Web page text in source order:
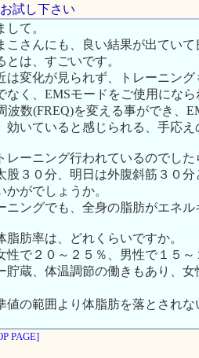
試し下さい
て。
こさんにも、良い結果が出てい
は、すごいです。
は変化が見られず、トレーニン
なく、EMSモードをご使用にな
波数(FREQ)を変える事ができ、
効いていると感じられる、手応
レーニング行われているのでし
股３０分、明日は外腹斜筋３０
がでしょうか。
ニングでも、全身の脂肪がエネ
肪率は、どれくらいですか。
性で２０～２５％、男性で１５～
貯蔵、体温調節の働きもあり、
値の範囲より体脂肪を落とされ
PAGE]